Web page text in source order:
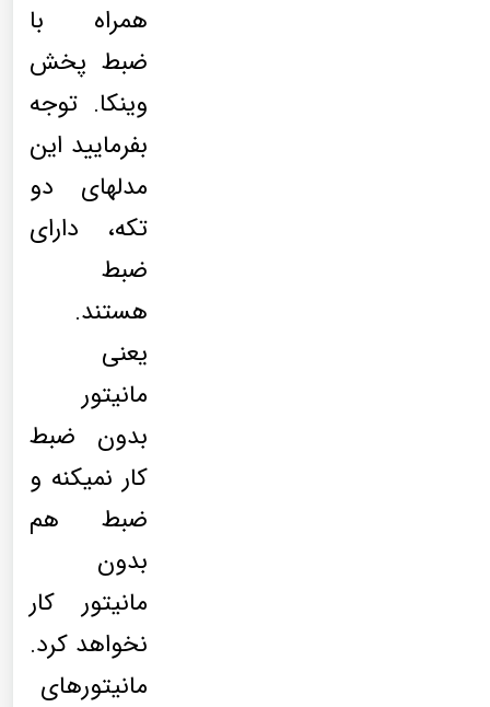
همراه با
ضبط پخش
وینکا. توجه
بفرمایید این
مدلهای دو
تکه، دارای
ضبط
هستند.
یعنی
مانیتور
بدون ضبط
کار نمیکنه و
ضبط هم
بدون
مانیتور کار
نخواهد کرد.
مانیتورهای